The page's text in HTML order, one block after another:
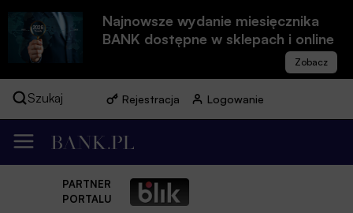
Najnowsze wydanie miesięcznika
BANK dostępne w sklepach i online
Szukaj Rejestracja Logowanie
PARTNER
PORTALU